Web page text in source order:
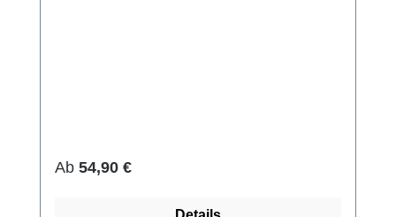
Regulärer Preis:
Ab 54,90 €